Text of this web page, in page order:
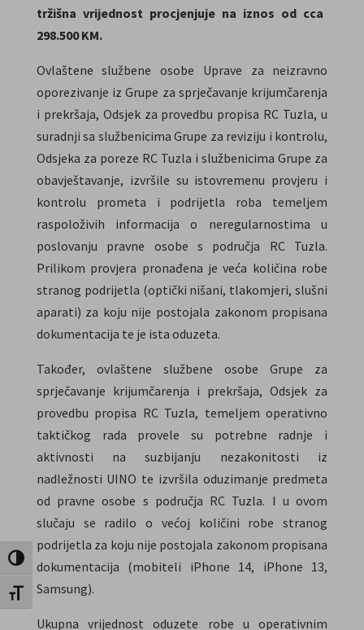
Uključi / isključi visoki kontrast
Uključi / isključi veličinu fonta
tržišna vrijednost procjenjuje na iznos od cca
298.500 KM.
Ovlaštene službene osobe Uprave za neizravno
oporezivanje iz Grupe za sprječavanje krijumčarenja
i prekršaja, Odsjek za provedbu propisa RC Tuzla, u
suradnji sa službenicima Grupe za reviziju i kontrolu,
Odsjeka za poreze RC Tuzla i službenicima Grupe za
obavještavanje, izvršile su istovremenu provjeru i
kontrolu prometa i podrijetla roba temeljem
raspoloživih informacija o neregularnostima u
poslovanju pravne osobe s područja RC Tuzla.
Prilikom provjera pronađena je veća količina robe
stranog podrijetla (optički nišani, tlakomjeri, slušni
aparati) za koju nije postojala zakonom propisana
dokumentacija te je ista oduzeta.
Također, ovlaštene službene osobe Grupe za
sprječavanje krijumčarenja i prekršaja, Odsjek za
provedbu propisa RC Tuzla, temeljem operativno
taktičkog rada provele su potrebne radnje i
aktivnosti na suzbijanju nezakonitosti iz
nadležnosti UINO te izvršila oduzimanje predmeta
od pravne osobe s područja RC Tuzla. I u ovom
slučaju se radilo o većoj količini robe stranog
podrijetla za koju nije postojala zakonom propisana
dokumentacija (mobiteli iPhone 14, iPhone 13,
Samsung).
Ukupna vrijednost oduzete robe u operativnim